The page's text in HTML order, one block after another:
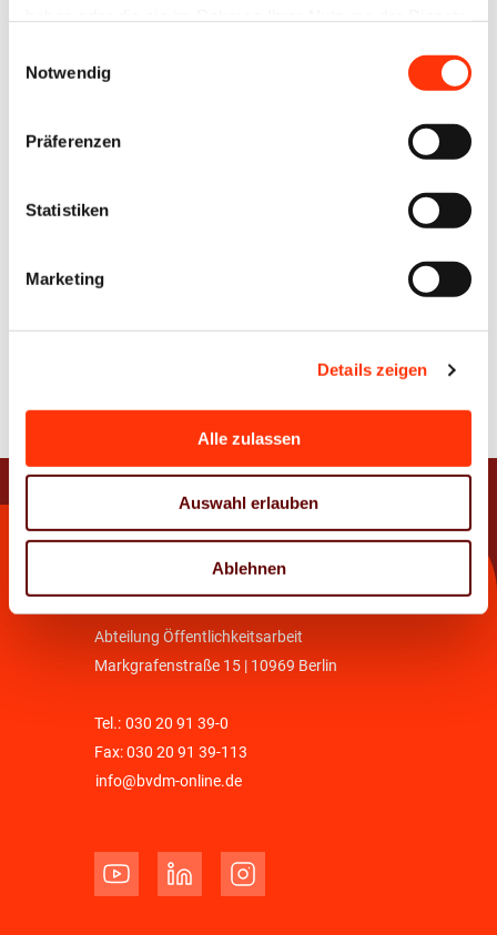
Notwendig
Präferenzen
Statistiken
Marketing
Details zeigen
Alle zulassen
Auswahl erlauben
Ablehnen
sichtlich ein.
Drucker
Abteilung Öffentlichkeitsarbeit
Markgrafenstraße 15 | 10969 Berlin
Tel.: 030 20 91 39-0
Fax: 030 20 91 39-113
info@bvdm-online.de